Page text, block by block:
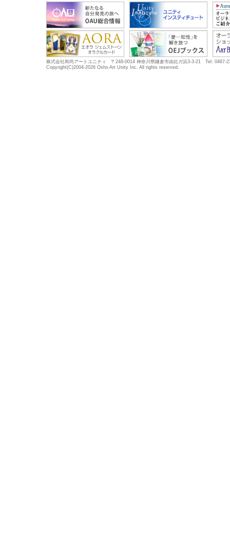
株式会社和尚アートユニティ 〒248-0014 神奈川県鎌倉市由比ガ浜3-3-21 Tel: 0467-
Copyright(C)2004-2026 Osho Art Unity Inc. All rights reserved.